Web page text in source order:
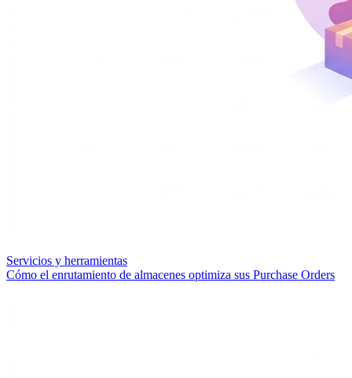
Servicios y herramientas
Cómo el enrutamiento de almacenes optimiza sus Purchase Orders